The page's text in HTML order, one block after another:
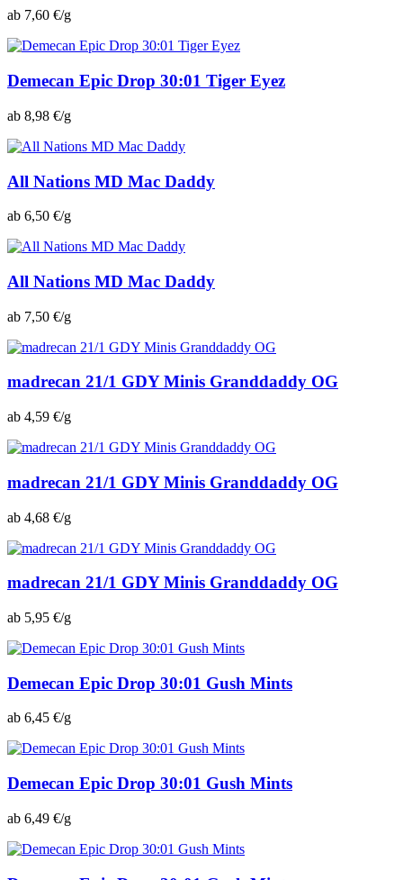
ab 7,60 €/g
Demecan Epic Drop 30:01 Tiger Eyez
ab 8,98 €/g
All Nations MD Mac Daddy
ab 6,50 €/g
All Nations MD Mac Daddy
ab 7,50 €/g
madrecan 21/1 GDY Minis Granddaddy OG
ab 4,59 €/g
madrecan 21/1 GDY Minis Granddaddy OG
ab 4,68 €/g
madrecan 21/1 GDY Minis Granddaddy OG
ab 5,95 €/g
Demecan Epic Drop 30:01 Gush Mints
ab 6,45 €/g
Demecan Epic Drop 30:01 Gush Mints
ab 6,49 €/g